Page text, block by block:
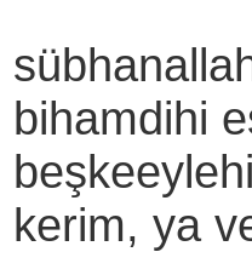
bihamdihi
kerim, ya